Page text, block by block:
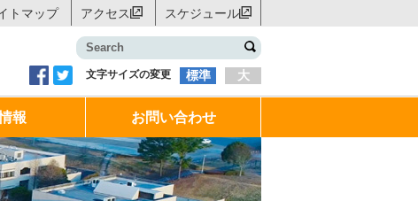
トマップ アクセス スケジュール
文字サイズの変更 標準 大
報 お問い合わせ